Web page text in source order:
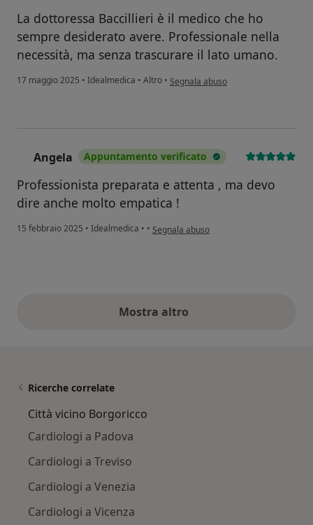
La dottoressa Baccillieri è il medico che ho
sempre desiderato avere. Professionale nella
necessità, ma senza trascurare il lato umano.
17 maggio 2025 • Idealmedica • Altro • secondo l'opinione dell'utente Orietta
Segnala abuso
Angela Appuntamento verificato
Professionista preparata e attenta , ma devo
dire anche molto empatica !
15 febbraio 2025 • Idealmedica • • secondo l'opinione dell'utente Angela
Segnala abuso
Mostra altroopinioni di cui sopra
Ricerche correlate
Città vicino Borgoricco
Cardiologi a Padova
Cardiologi a Treviso
Cardiologi a Venezia
Cardiologi a Vicenza